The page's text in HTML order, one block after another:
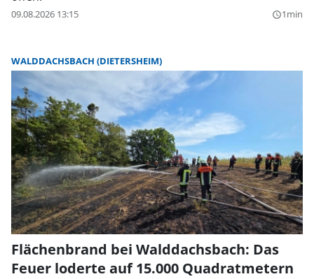
09.08.2026 13:15 query_builder1min
WALDDACHSBACH (DIETERSHEIM)
Flächenbrand bei Walddachsbach: Das
Feuer loderte auf 15.000 Quadratmetern